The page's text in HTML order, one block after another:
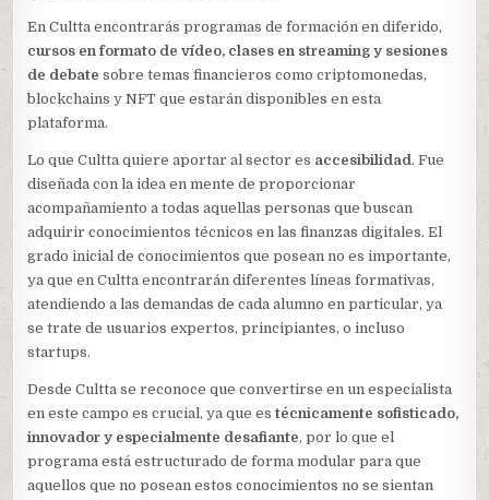
En Cultta encontrarás programas de formación en diferido,
cursos en formato de vídeo, clases en streaming y sesiones
de debate sobre temas financieros como criptomonedas,
blockchains y NFT que estarán disponibles en esta
plataforma.
Lo que Cultta quiere aportar al sector es accesibilidad. Fue
diseñada con la idea en mente de proporcionar
acompañamiento a todas aquellas personas que buscan
adquirir conocimientos técnicos en las finanzas digitales. El
grado inicial de conocimientos que posean no es importante,
ya que en Cultta encontrarán diferentes líneas formativas,
atendiendo a las demandas de cada alumno en particular, ya
se trate de usuarios expertos, principiantes, o incluso
startups.
Desde Cultta se reconoce que convertirse en un especialista
en este campo es crucial, ya que estécnicamente sofisticado,
innovador y especialmente desafiante, por lo que el
programa está estructurado de forma modular para que
aquellos que no posean estos conocimientos no se sientan